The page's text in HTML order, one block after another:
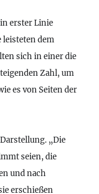
erster Linie
leisteten dem
sich in einer die
Zahl, um
es von Seiten der
„Die
seien, die
und nach
erschießen